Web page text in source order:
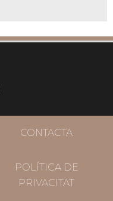
CONTACTA
POLÍTICA DE
PRIVACITAT